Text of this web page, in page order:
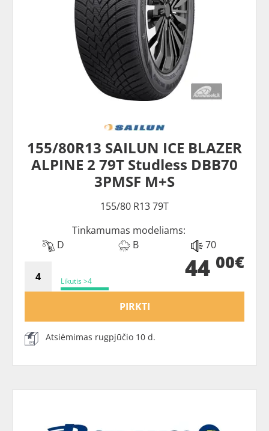
155/80R13 SAILUN ICE BLAZER
ALPINE 2 79T Studless DBB70
3PMSF M+S
155/80 R13 79T
Tinkamumas modeliams:
D
B 70
Likutis >4 44 00€
PIRKTI
Atsiėmimas rugpjūčio 10 d.